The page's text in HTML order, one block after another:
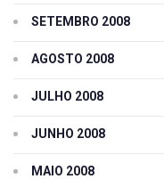
SETEMBRO 2008
AGOSTO 2008
JULHO 2008
JUNHO 2008
MAIO 2008